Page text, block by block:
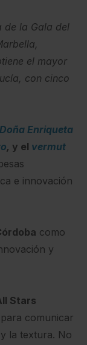
de la Gala del
el mayor
con cinco
Doña Enriqueta
, y el vermut
e innovación
como
y
Stars
comunicar
la textura. No